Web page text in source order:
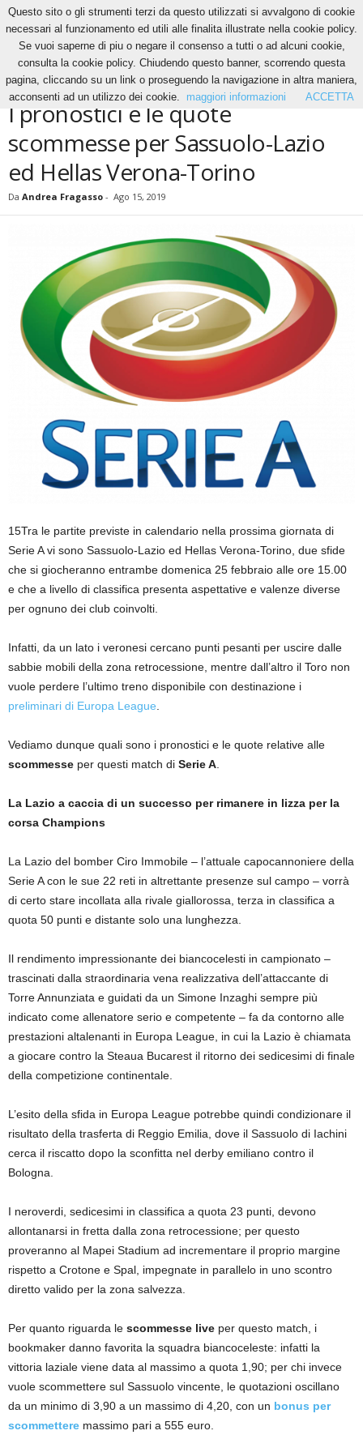
Calcio
I pronostici e le quote scommesse per Sassuolo-Lazio ed Hellas Verona-
Torino
CALCIO
I pronostici e le quote
scommesse per Sassuolo-Lazio
ed Hellas Verona-Torino
Da Andrea Fragasso - Ago 15, 2019
15Tra le partite previste in calendario nella prossima giornata di
Serie A vi sono Sassuolo-Lazio ed Hellas Verona-Torino, due sfide
che si giocheranno entrambe domenica 25 febbraio alle ore 15.00
e che a livello di classifica presenta aspettative e valenze diverse
per ognuno dei club coinvolti.
Infatti, da un lato i veronesi cercano punti pesanti per uscire dalle
sabbie mobili della zona retrocessione, mentre dall’altro il Toro non
vuole perdere l’ultimo treno disponibile con destinazione i
preliminari di Europa League.
Vediamo dunque quali sono i pronostici e le quote relative alle
scommesse per questi match di Serie A.
La Lazio a caccia di un successo per rimanere in lizza per la
corsa Champions
La Lazio del bomber Ciro Immobile – l’attuale capocannoniere della
Serie A con le sue 22 reti in altrettante presenze sul campo – vorrà
di certo stare incollata alla rivale giallorossa, terza in classifica a
quota 50 punti e distante solo una lunghezza.
Il rendimento impressionante dei biancocelesti in campionato –
trascinati dalla straordinaria vena realizzativa dell’attaccante di
Torre Annunziata e guidati da un Simone Inzaghi sempre più
indicato come allenatore serio e competente – fa da contorno alle
prestazioni altalenanti in Europa League, in cui la Lazio è chiamata
a giocare contro la Steaua Bucarest il ritorno dei sedicesimi di finale
della competizione continentale.
L’esito della sfida in Europa League potrebbe quindi condizionare il
risultato della trasferta di Reggio Emilia, dove il Sassuolo di Iachini
cerca il riscatto dopo la sconfitta nel derby emiliano contro il
Bologna.
I neroverdi, sedicesimi in classifica a quota 23 punti, devono
allontanarsi in fretta dalla zona retrocessione; per questo
proveranno al Mapei Stadium ad incrementare il proprio margine
rispetto a Crotone e Spal, impegnate in parallelo in uno scontro
diretto valido per la zona salvezza.
Per quanto riguarda le scommesse live per questo match, i
bookmaker danno favorita la squadra biancoceleste: infatti la
vittoria laziale viene data al massimo a quota 1,90; per chi invece
vuole scommettere sul Sassuolo vincente, le quotazioni oscillano
da un minimo di 3,90 a un massimo di 4,20, con un bonus per
scommettere massimo pari a 555 euro.
Questo sito o gli strumenti terzi da questo utilizzati si avvalgono di cookie
necessari al funzionamento ed utili alle finalita illustrate nella cookie policy.
Se vuoi saperne di piu o negare il consenso a tutti o ad alcuni cookie,
consulta la cookie policy. Chiudendo questo banner, scorrendo questa
pagina, cliccando su un link o proseguendo la navigazione in altra maniera,
acconsenti ad un utilizzo dei cookie.
maggiori informazioni ACCETTA